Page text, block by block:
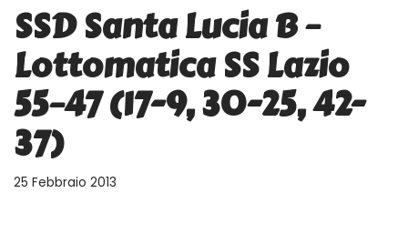
SSD Santa Lucia B –
Lottomatica SS Lazio
55–47 (17-9, 30-25, 42-
37)
25 Febbraio 2013